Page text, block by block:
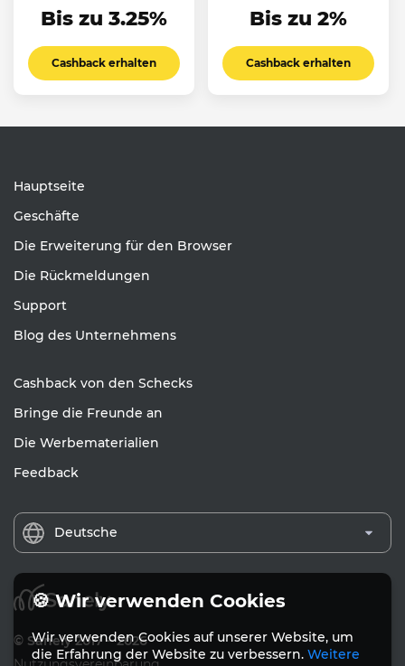
Bis zu 3.25%
Cashback erhalten
Bis zu 2%
Cashback erhalten
Hauptseite
Geschäfte
Die Erweiterung für den Browser
Die Rückmeldungen
Support
Blog des Unternehmens
Cashback von den Schecks
Bringe die Freunde an
Die Werbematerialien
Feedback
Deutsche
© Sanely 2017 – 2026
🍪 Wir verwenden Cookies
Wir verwenden Cookies auf unserer Website, um
die Erfahrung der Website zu verbessern. Weitere